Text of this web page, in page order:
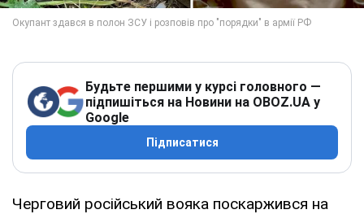
Будьте першими у курсі головного —
підпишіться на Новини на OBOZ.UA у
Google
Підписатися
Черговий російський вояка поскаржився на